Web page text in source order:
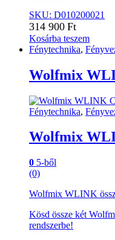
SKU: D010200021
314 900 Ft
Kosárba teszem
Fénytechnika,
Wolfmix
Fénytechnika,
Wolfmix
0 5-ből
(0)
Wolfmix WLINK
Kösd össze két
rendszerbe!